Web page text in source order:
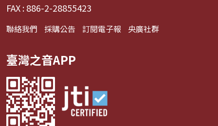
FAX : 886-2-28855423
聯絡我們 採購公告 訂閱電子報 央廣社群
臺灣之音APP